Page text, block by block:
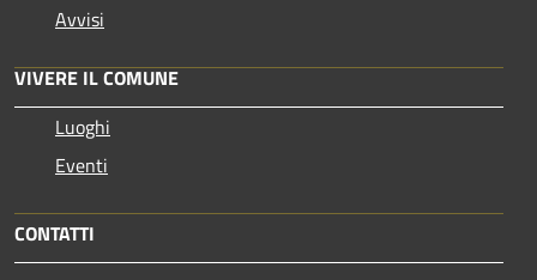
Avvisi
VIVERE IL COMUNE
Luoghi
Eventi
CONTATTI